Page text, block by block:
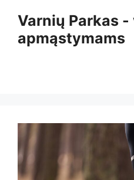
turinio
Varnių Parkas -
apmąstymams